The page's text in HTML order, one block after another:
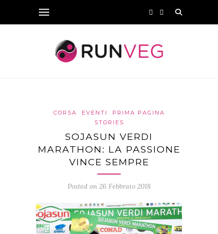
CORSA EVENTI
PRIMA PAGINA
STORIES
SOJASUN VERDI
MARATHON: LA PASSIONE
VINCE SEMPRE
Posted on 26 Febbraio 2018